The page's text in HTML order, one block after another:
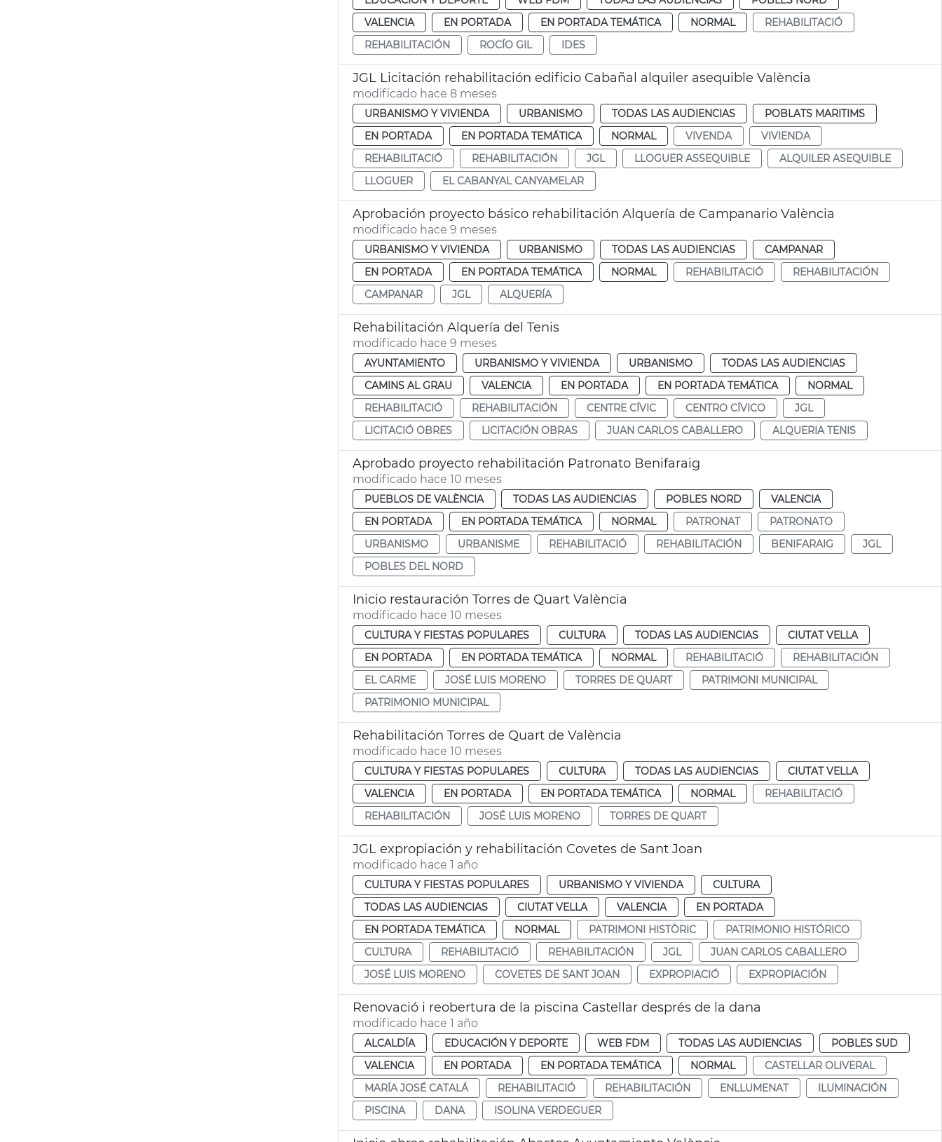
VALENCIA
EN PORTADA EN PORTADA TEMÁTICA NORMAL
REHABILITACIÓ
REHABILITACIÓN
ROCÍO GIL IDES
JGL Licitación rehabilitación edificio Cabañal alquiler asequible València
modificado hace 8 meses
URBANISMO Y VIVIENDA URBANISMO TODAS LAS AUDIENCIAS
POBLATS MARITIMS
EN PORTADA
EN PORTADA TEMÁTICA NORMAL VIVENDA
VIVIENDA
REHABILITACIÓ
REHABILITACIÓN JGL LLOGUER ASSEQUIBLE
ALQUILER ASEQUIBLE
LLOGUER
EL CABANYAL CANYAMELAR
Aprobación proyecto básico rehabilitación Alquería de Campanario València
modificado hace 9 meses
URBANISMO Y VIVIENDA URBANISMO TODAS LAS AUDIENCIAS
CAMPANAR
EN PORTADA
EN PORTADA TEMÁTICA NORMAL REHABILITACIÓ
REHABILITACIÓN
CAMPANAR
JGL ALQUERÍA
Rehabilitación Alquería del Tenis
modificado hace 9 meses
AYUNTAMIENTO URBANISMO Y VIVIENDA URBANISMO
TODAS LAS AUDIENCIAS
CAMINS AL GRAU
VALENCIA EN PORTADA EN PORTADA TEMÁTICA
NORMAL
REHABILITACIÓ
REHABILITACIÓN CENTRE CÍVIC CENTRO CÍVICO
JGL
LICITACIÓ OBRES
LICITACIÓN OBRAS JUAN CARLOS CABALLERO ALQUERIA TENIS
Aprobado proyecto rehabilitación Patronato Benifaraig
modificado hace 10 meses
PUEBLOS DE VALÈNCIA TODAS LAS AUDIENCIAS POBLES NORD
VALENCIA
EN PORTADA
EN PORTADA TEMÁTICA NORMAL PATRONAT
PATRONATO
URBANISMO
URBANISME REHABILITACIÓ REHABILITACIÓN BENIFARAIG
JGL
POBLES DEL NORD
Inicio restauración Torres de Quart València
modificado hace 10 meses
CULTURA Y FIESTAS POPULARES CULTURA TODAS LAS AUDIENCIAS
CIUTAT VELLA
EN PORTADA
EN PORTADA TEMÁTICA NORMAL REHABILITACIÓ
REHABILITACIÓN
EL CARME
JOSÉ LUIS MORENO TORRES DE QUART
PATRIMONI MUNICIPAL
PATRIMONIO MUNICIPAL
Rehabilitación Torres de Quart de València
modificado hace 10 meses
CULTURA Y FIESTAS POPULARES CULTURA TODAS LAS AUDIENCIAS
CIUTAT VELLA
VALENCIA
EN PORTADA EN PORTADA TEMÁTICA NORMAL
REHABILITACIÓ
REHABILITACIÓN
JOSÉ LUIS MORENO TORRES DE QUART
JGL expropiación y rehabilitación Covetes de Sant Joan
modificado hace 1 año
CULTURA Y FIESTAS POPULARES URBANISMO Y VIVIENDA
CULTURA
TODAS LAS AUDIENCIAS
CIUTAT VELLA VALENCIA
EN PORTADA
EN PORTADA TEMÁTICA
NORMAL PATRIMONI HISTÒRIC
PATRIMONIO HISTÓRICO
CULTURA
REHABILITACIÓ REHABILITACIÓN JGL
JUAN CARLOS CABALLERO
JOSÉ LUIS MORENO
COVETES DE SANT JOAN EXPROPIACIÓ EXPROPIACIÓN
Renovació i reobertura de la piscina Castellar després de la dana
modificado hace 1 año
ALCALDÍA EDUCACIÓN Y DEPORTE WEB FDM TODAS LAS AUDIENCIAS
POBLES SUD
VALENCIA
EN PORTADA EN PORTADA TEMÁTICA NORMAL
CASTELLAR OLIVERAL
MARÍA JOSÉ CATALÁ
REHABILITACIÓ REHABILITACIÓN ENLLUMENAT
ILUMINACIÓN
PISCINA
DANA ISOLINA VERDEGUER